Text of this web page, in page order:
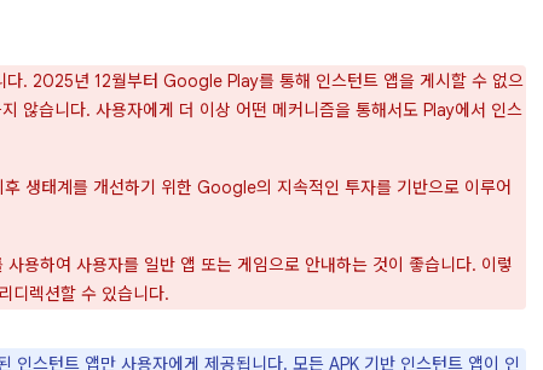
. 2025년 12월부터 Google Play를 통해 인스턴트 앱을 게시할 수 없으
않습니다. 사용자에게 더 이상 어떤 메커니즘을 통해서도 Play에서 인스
생태계를 개선하기 위한 Google의 지속적인 투자를 기반으로 이루어
사용하여 사용자를 일반 앱 또는 게임으로 안내하는 것이 좋습니다. 이렇
디렉션할 수 있습니다.
스턴트 앱만 사용자에게 제공됩니다. 모든 APK 기반 인스턴트 앱이 인